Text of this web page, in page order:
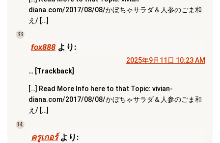
diana.com/2017/08/08/かぼちゃサラダ＆人参のごま和
え/ […]
33
fox888 より:
2025年9月11日 10:23 AM
… [Trackback]
[…] Read More Info here to that Topic: vivian-
diana.com/2017/08/08/かぼちゃサラダ＆人参のごま和
え/ […]
34
ครูเกอร์ より: